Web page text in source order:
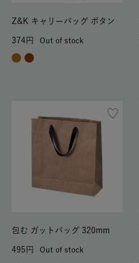
Z&K キャリーバッグ ボタン
374 Out of stock
包む ガットバッグ 320mm
495 Out of stock